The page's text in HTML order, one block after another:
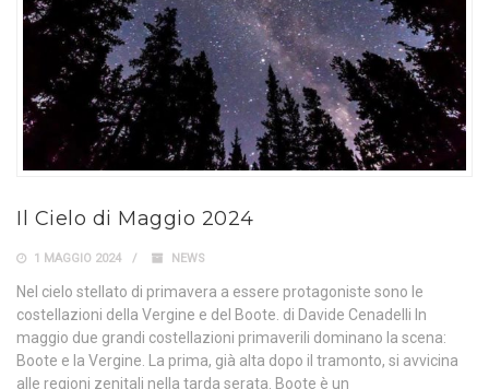
Il Cielo di Maggio 2024
1 MAGGIO 2024 NEWS
Nel cielo stellato di primavera a essere protagoniste sono le
costellazioni della Vergine e del Boote. di Davide Cenadelli In
maggio due grandi costellazioni primaverili dominano la scena:
Boote e la Vergine. La prima, già alta dopo il tramonto, si avvicina
alle regioni zenitali nella tarda serata. Boote è un